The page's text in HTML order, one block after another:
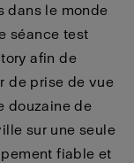
dans le monde
séance test
afin de
de prise de vue
douzaine de
sur une seule
fiable et